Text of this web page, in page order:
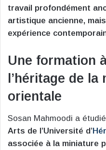
travail profondément
artistique ancienne,
expérience
Une formation
l’héritage de la
orientale
Sosan Mahmoodi a
Arts de l’Université d’
associée à la miniature